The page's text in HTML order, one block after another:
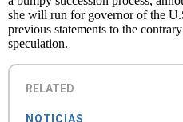
she will run for governor of the
previous statements to the
speculation.
RELATED
NOTICIAS